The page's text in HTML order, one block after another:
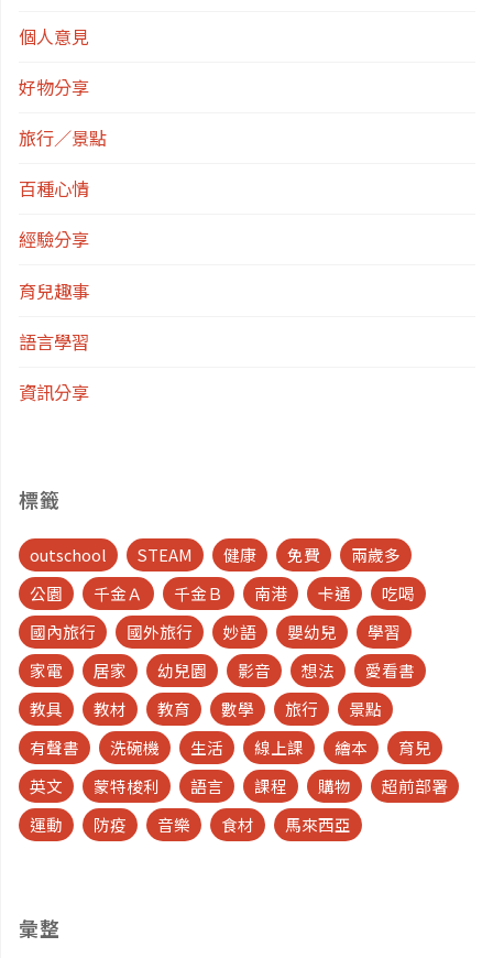
個人意見
好物分享
旅行／景點
百種心情
經驗分享
育兒趣事
語言學習
資訊分享
標籤
outschool STEAM 健康 免費
兩歲多
公園
千金Ａ 千金Ｂ 南港 卡通
吃喝
國內旅行
國外旅行 妙語 嬰幼兒
學習
家電
居家 幼兒園 影音 想法
愛看書
教具
教材 教育 數學 旅行
景點
有聲書
洗碗機 生活 線上課 繪本
育兒
英文
蒙特梭利 語言 課程 購物
超前部署
運動
防疫 音樂 食材 馬來西亞
彙整